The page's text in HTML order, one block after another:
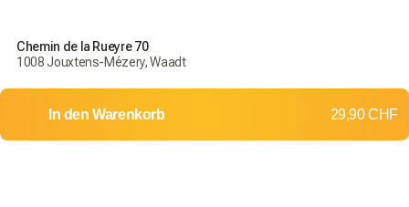
Chemin de la Rueyre 70
1008 Jouxtens-Mézery, Waadt
In den Warenkorb 29,90 CHF